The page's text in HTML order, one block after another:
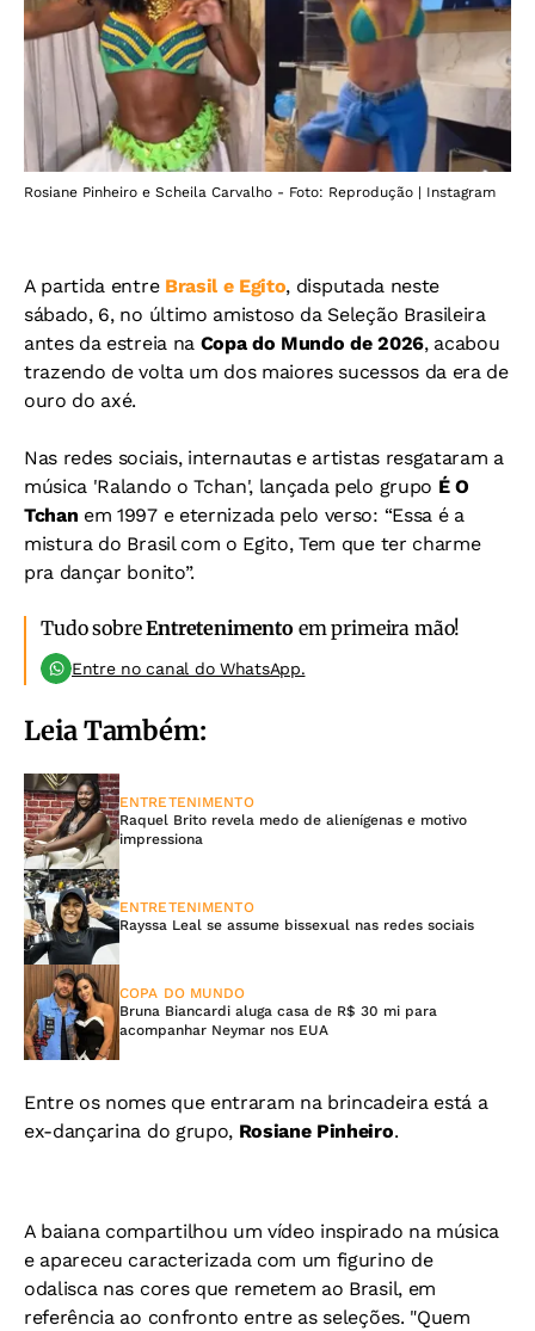
Rosiane Pinheiro e Scheila Carvalho - Foto: Reprodução | Instagram
A partida entre Brasil e Egito, disputada neste
sábado, 6, no último amistoso da Seleção Brasileira
antes da estreia na Copa do Mundo de 2026, acabou
trazendo de volta um dos maiores sucessos da era de
ouro do axé.
Nas redes sociais, internautas e artistas resgataram a
música 'Ralando o Tchan', lançada pelo grupo É O
Tchan em 1997 e eternizada pelo verso: “Essa é a
mistura do Brasil com o Egito, Tem que ter charme
pra dançar bonito”.
Tudo sobreEntretenimento em primeira mão!
Entre no canal do WhatsApp.
Leia Também:
ENTRETENIMENTO
Raquel Brito revela medo de alienígenas e motivo
impressiona
ENTRETENIMENTO
Rayssa Leal se assume bissexual nas redes sociais
COPA DO MUNDO
Bruna Biancardi aluga casa de R$ 30 mi para
acompanhar Neymar nos EUA
Entre os nomes que entraram na brincadeira está a
ex-dançarina do grupo, Rosiane Pinheiro.
A baiana compartilhou um vídeo inspirado na música
e apareceu caracterizada com um figurino de
odalisca nas cores que remetem ao Brasil, em
referência ao confronto entre as seleções. "Quem